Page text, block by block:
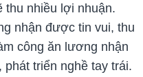
thu nhiều lợi nhuận.
nhận được tin vui, thu
công ăn lương nhận
triển nghề tay trái.